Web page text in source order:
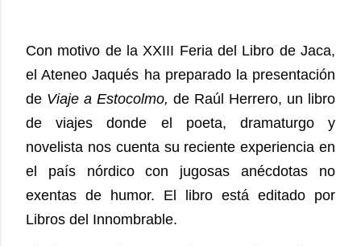
Con motivo de la XXIII Feria del Libro de Jaca,
el Ateneo Jaqués ha preparado la presentación
de Viaje a Estocolmo, de Raúl Herrero, un libro
de viajes donde el poeta, dramaturgo y
novelista nos cuenta su reciente experiencia en
el país nórdico con jugosas anécdotas no
Libros del Innombrable.